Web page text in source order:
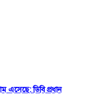
এসেছে: ডিবি প্রধান